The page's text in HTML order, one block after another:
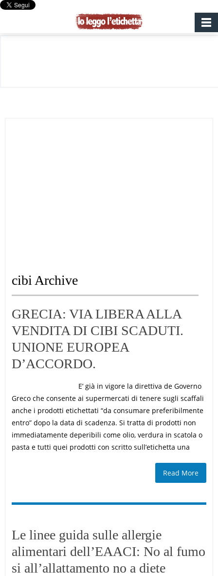
cibi Archive
GRECIA: VIA LIBERA ALLA
VENDITA DI CIBI SCADUTI.
UNIONE EUROPEA
D’ACCORDO.
E’ già in vigore la direttiva de Governo
Greco che consente ai supermercati di tenere sugli scaffali
anche i prodotti etichettati “da consumare preferibilmente
entro” dopo la data di scadenza. Si tratta di prodotti non
immediatamente deperibili come olio, verdura in scatola o
pasta e tutti quei prodotti con scritto sull’etichetta una
Read More
Le linee guida sulle allergie
alimentari dell’EAACI: No al fumo
si all’allattamento no a diete